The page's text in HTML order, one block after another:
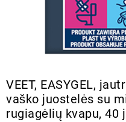
VEET, EASYGEL,
vaško juostelės su
rugiagėlių kvapu, 40